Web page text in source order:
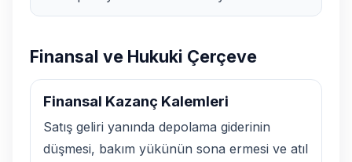
Finansal ve Hukuki Çerçeve
Finansal Kazanç Kalemleri
Satış geliri yanında depolama giderinin
düşmesi, bakım yükünün sona ermesi ve atıl